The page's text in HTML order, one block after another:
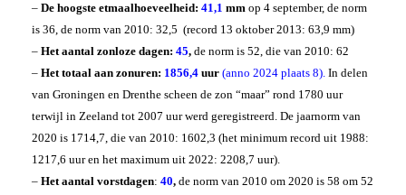
– De hoogste etmaalhoeveelheid: 41,1 mm op 4 september, de norm
is 36, de norm van 2010: 32,5 (record 13 oktober 2013: 63,9 mm)
– Het aantal zonloze dagen: 45, de norm is 52, die van 2010: 62
– Het totaal aan zonuren: 1856,4 uur (anno 2024 plaats 8). In delen
van Groningen en Drenthe scheen de zon “maar” rond 1780 uur
terwijl in Zeeland tot 2007 uur werd geregistreerd. De jaarnorm van
2020 is 1714,7, die van 2010: 1602,3 (het minimum record uit 1988:
1217,6 uur en het maximum uit 2022: 2208,7 uur).
– Het aantal vorstdagen: 40, de norm van 2010 om 2020 is 58 om 52